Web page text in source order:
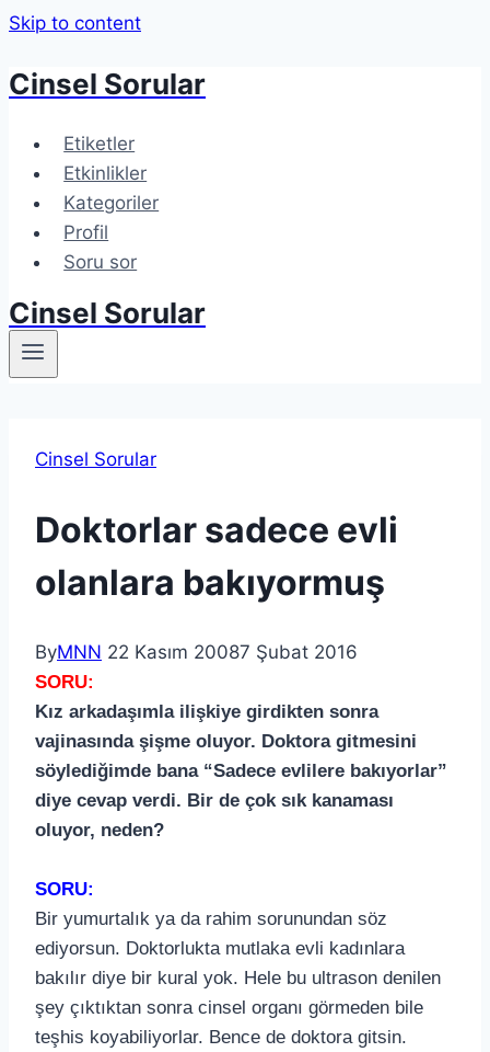
Skip to content
Cinsel Sorular
Etiketler
Etkinlikler
Kategoriler
Profil
Soru sor
Cinsel Sorular
Cinsel Sorular
Doktorlar sadece evli
olanlara bakıyormuş
ByMNN 22 Kasım 20087 Şubat 2016
SORU:
Kız arkadaşımla ilişkiye girdikten sonra
vajinasında şişme oluyor. Doktora gitmesini
söylediğimde bana “Sadece evlilere bakıyorlar”
diye cevap verdi. Bir de çok sık kanaması
oluyor, neden?
SORU:
Bir yumurtalık ya da rahim sorunundan söz
ediyorsun. Doktorlukta mutlaka evli kadınlara
bakılır diye bir kural yok. Hele bu ultrason denilen
şey çıktıktan sonra cinsel organı görmeden bile
teşhis koyabiliyorlar. Bence de doktora gitsin.